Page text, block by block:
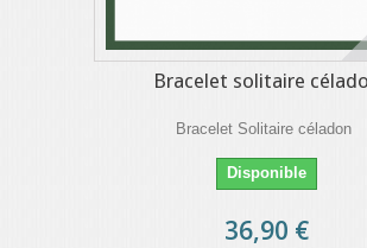
Bracelet solitaire
Bracelet Solitaire céladon
Disponible
36,90 €